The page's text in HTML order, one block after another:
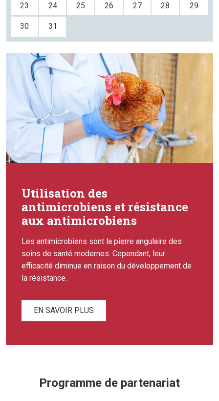
23 24 25 26 27 28 29
30 31
Utilisation des
antimicrobiens et résistance
aux antimicrobiens
Les antimicrobiens sont la pierre angulaire des
soins de santé modernes. Cependant, leur
efficacité diminue en raison du développement de
la résistance.
EN SAVOIR PLUS
Programme de partenariat